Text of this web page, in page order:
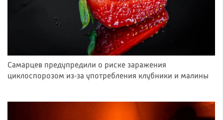
Самарцев предупредили о риске заражения
циклоспорозом из‑за употребления клубники и малины